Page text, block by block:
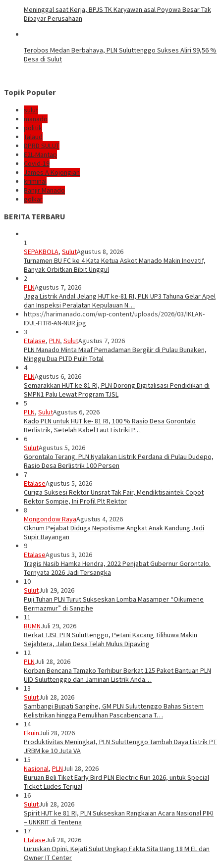
Meninggal saat Kerja, BPJS TK Karyawan asal Poyowa Besar Tak
Dibayar Perusahaan
Terobos Medan Berbahaya, PLN Suluttenggo Sukses Aliri 99,56 %
Desa di Sulut
Topik Populer
sulut
manado
politik
Talaud
DPRD SULUT
E2L-Mantap
Covid-19
James A Kojongian
kriminal
Banjir Manado
golkar
BERITA TERBARU
1
SEPAKBOLA, SulutAgustus 8, 2026
Turnamen BU FC ke 4 Kata Ketua Askot Manado Makin Inovatif,
Banyak Orbitkan Bibit Unggul
2
PLNAgustus 7, 2026
Jaga Listrik Andal Jelang HUT ke-81 RI, PLN UP3 Tahuna Gelar Apel
dan Inspeksi Peralatan Kepulauan N…
https://harimanado.com/wp-content/uploads/2026/03/IKLAN-
IDUL-FITRI-AN-NUR.jpg
3
Etalase, PLN, SulutAgustus 7, 2026
PLN Manado Minta Maaf Pemadaman Bergilir di Pulau Bunaken,
Minggu Dua PLTD Pulih Total
4
PLNAgustus 6, 2026
Semarakkan HUT ke 81 RI, PLN Dorong Digitalisasi Pendidikan di
SMPN1 Palu Lewat Program TJSL
5
PLN, SulutAgustus 6, 2026
Kado PLN untuk HUT ke- 81 RI, 100 % Rasio Desa Gorontalo
Berlistrik, Setelah Kabel Laut Listriki P…
6
SulutAgustus 5, 2026
Gorontalo Terang. PLN Nyalakan Listrik Perdana di Pulau Dudepo,
Rasio Desa Berlistrik 100 Persen
7
EtalaseAgustus 5, 2026
Curiga Suksesi Rektor Unsrat Tak Fair, Mendiktisaintek Copot
Rektor Sompie, Ini Profil Plt Rektor
8
Mongondow RayaAgustus 4, 2026
Oknum Pejabat Diduga Nepotisme Angkat Anak Kandung Jadi
Supir Bayangan
9
EtalaseAgustus 3, 2026
Tragis Nasib Hamka Hendra, 2022 Penjabat Gubernur Gorontalo.
Ternyata 2026 Jadi Tersangka
10
SulutJuli 29, 2026
Puji Tuhan PLN Turut Sukseskan Lomba Masamper “Oikumene
Bermazmur” di Sangihe
11
BUMNJuli 29, 2026
Berkat TJSL PLN Suluttenggo, Petani Kacang Tilihuwa Makin
Sejahtera, Jalan Desa Telah Mulus Dipaving
12
PLNJuli 28, 2026
Korban Bencana Tamako Terhibur Berkat 125 Paket Bantuan PLN
UID Suluttenggo dan Jaminan Listrik Anda…
13
SulutJuli 28, 2026
Sambangi Bupati Sangihe, GM PLN Suluttenggo Bahas Sistem
Kelistrikan hingga Pemulihan Pascabencana T…
14
EkuinJuli 28, 2026
Produktivitas Meningkat, PLN Suluttenggo Tambah Daya Listrik PT
JRBM ke 10 Juta VA
15
Nasional, PLNJuli 28, 2026
Buruan Beli Tiket Early Bird PLN Electric Run 2026, untuk Special
Ticket Ludes Terjual
16
SulutJuli 28, 2026
Spirit HUT ke 81 RI, PLN Sukseskan Rangkaian Acara Nasional PIKI
– UNKRIT di Tentena
17
EtalaseJuli 28, 2026
Luruskan Opini, Kejati Sulut Ungkap Fakta Sita Uang 18 M EL dan
Owner IT Center